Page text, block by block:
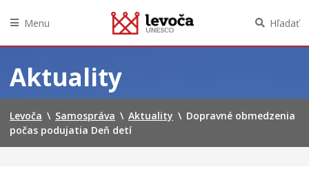
obsah
Menu Hľadať
Aktuality
Levoča \ Samospráva \ Aktuality \ Dopravné obmedzenia
počas podujatia Deň detí
a
u
f
i
l
m
o